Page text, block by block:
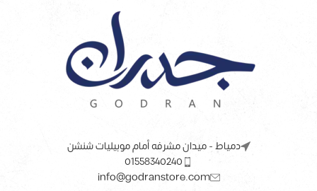
دمياط - ميدان مشرفه أمام موبيليات شنشن
01558340240
info@godranstore.com